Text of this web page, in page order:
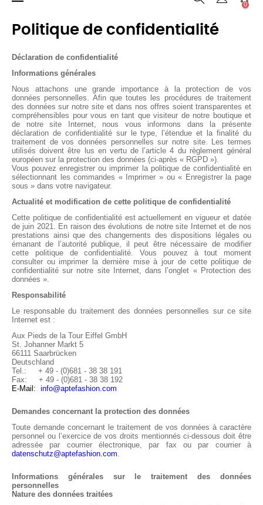
navigation
0
Politique de confidentialité
Déclaration de confidentialité
Informations générales
Nous attachons une grande importance à la protection de vos
données personnelles. Afin que toutes les procédures de traitement
des données sur notre site et dans nos offres soient transparentes et
compréhensibles pour vous en tant que visiteur de notre boutique et
de notre site Internet, nous vous informons dans la présente
déclaration de confidentialité sur le type, l’étendue et la finalité du
traitement de vos données personnelles sur notre site. Les termes
utilisés doivent être lus en vertu de l’article 4 du règlement général
européen sur la protection des données (ci-après « RGPD »).
Vous pouvez enregistrer ou imprimer la politique de confidentialité en
sélectionnant les commandes « Imprimer » ou « Enregistrer la page
sous » dans votre navigateur.
Actualité et modification de cette politique de confidentialité
Cette politique de confidentialité est actuellement en vigueur et datée
de juin 2021. En raison des évolutions de notre site Internet et de nos
prestations ainsi que des changements des dispositions légales ou
émanant de l’autorité publique, il peut être nécessaire de modifier
cette politique de confidentialité. Vous pouvez à tout moment
consulter ou imprimer la dernière mise à jour de cette politique de
confidentialité sur notre site Internet, dans l’onglet « Protection des
données ».
Responsabilité
Le responsable du traitement des données personnelles sur ce site
Internet est :
Aux Pieds de la Tour Eiffel GmbH
St. Johanner Markt 5
66111 Saarbrücken
Deutschland
Tel.:
+ 49 - (0)681 - 38 38 191
Fax:
+ 49 - (0)681 - 38 38 192
E-Mail: info@aptefashion.com
Demandes concernant la protection des données
Toute demande concernant le traitement de vos données à caractère
personnel ou l’exercice de vos droits mentionnés ci-dessous doit être
adressée par courrier électronique, par fax ou par courrier à
datenschutz@aptefashion.com.
Informations générales sur le traitement des données
personnelles
Nature des données traitées